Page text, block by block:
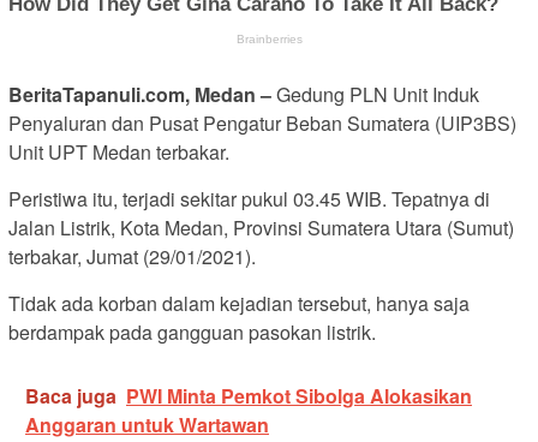
BeritaTapanuli.com, Medan –Gedung PLN Unit Induk
Penyaluran dan Pusat Pengatur Beban Sumatera (UIP3BS)
Unit UPT Medan terbakar.
Peristiwa itu, terjadi sekitar pukul 03.45 WIB. Tepatnya di
Jalan Listrik, Kota Medan, Provinsi Sumatera Utara (Sumut)
terbakar, Jumat (29/01/2021).
Tidak ada korban dalam kejadian tersebut, hanya saja
berdampak pada gangguan pasokan listrik.
Baca juga PWI Minta Pemkot Sibolga Alokasikan
Anggaran untuk Wartawan